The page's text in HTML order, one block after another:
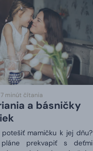
minút čítania
a básničky
mamičku k jej dňu?
prekvapiť s deťmi